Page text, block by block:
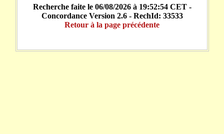
Recherche faite le 06/08/2026 à 19:52:54 CET -
Concordance Version 2.6 - RechId: 33533
Retour à la page précédente